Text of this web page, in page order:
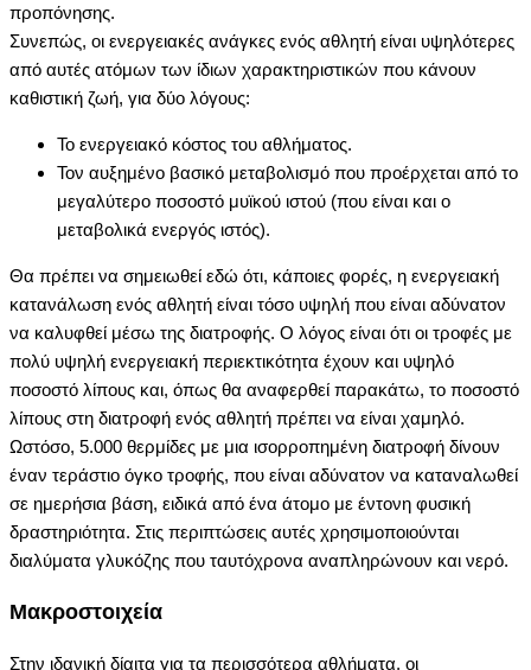
προπόνησης.
Συνεπώς, οι ενεργειακές ανάγκες ενός αθλητή είναι υψηλότερες
από αυτές ατόμων των ίδιων χαρακτηριστικών που κάνουν
καθιστική ζωή, για δύο λόγους:
Το ενεργειακό κόστος του αθλήματος.
Τον αυξημένο βασικό μεταβολισμό που προέρχεται από το
μεγαλύτερο ποσοστό μυϊκού ιστού (που είναι και ο
μεταβολικά ενεργός ιστός).
Θα πρέπει να σημειωθεί εδώ ότι, κάποιες φορές, η ενεργειακή
κατανάλωση ενός αθλητή είναι τόσο υψηλή που είναι αδύνατον
να καλυφθεί μέσω της διατροφής. Ο λόγος είναι ότι οι τροφές με
πολύ υψηλή ενεργειακή περιεκτικότητα έχουν και υψηλό
ποσοστό λίπους και, όπως θα αναφερθεί παρακάτω, το ποσοστό
λίπους στη διατροφή ενός αθλητή πρέπει να είναι χαμηλό.
Ωστόσο, 5.000 θερμίδες με μια ισορροπημένη διατροφή δίνουν
έναν τεράστιο όγκο τροφής, που είναι αδύνατον να καταναλωθεί
σε ημερήσια βάση, ειδικά από ένα άτομο με έντονη φυσική
δραστηριότητα. Στις περιπτώσεις αυτές χρησιμοποιούνται
διαλύματα γλυκόζης που ταυτόχρονα αναπληρώνουν και νερό.
Mακροστοιχεία
Στην ιδανική δίαιτα για τα περισσότερα αθλήματα, οι